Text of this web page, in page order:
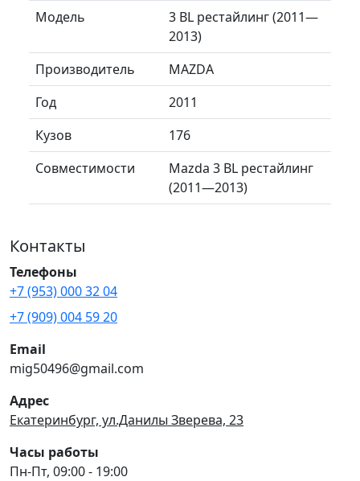
Модель
3 BL рестайлинг (2011—
2013)
Производитель
MAZDA
Год
2011
Кузов
176
Совместимости
Mazda 3 BL рестайлинг
(2011—2013)
Контакты
Телефоны
+7 (953) 000 32 04
+7 (909) 004 59 20
Email
mig50496@gmail.com
Адрес
Екатеринбург, ул.Данилы Зверева, 23
Часы работы
Пн-Пт, 09:00 - 19:00